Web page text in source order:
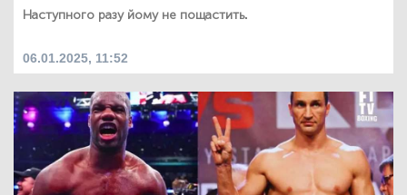
Наступного разу йому не пощастить.
06.01.2025, 11:52